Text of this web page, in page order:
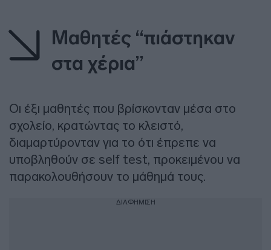
Μαθητές “πιάστηκαν
στα χέρια”
Οι έξι μαθητές που βρίσκονταν μέσα στο
σχολείο, κρατώντας το κλειστό,
διαμαρτύρονταν για το ότι έπρεπε να
υποβληθούν σε self test, προκειμένου να
παρακολουθήσουν το μάθημά τους.
ΔΙΑΦΗΜΙΣΗ